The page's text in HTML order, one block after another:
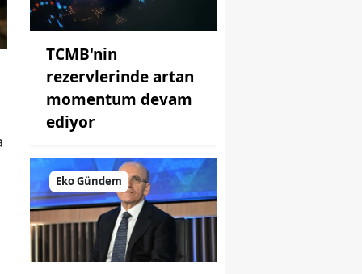
TCMB'nin
rezervlerinde artan
momentum devam
ediyor
Eko Gündem